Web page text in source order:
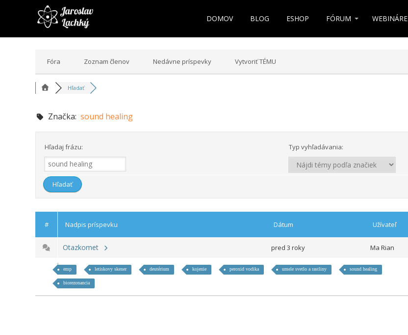
DOMOV BLOG ESHOP FÓRUM WEBINÁRE
Fóra Zoznam členov Nedávne príspevky Vytvoriť TÉMU
Hľadať
Značka: sound healing
Hľadaj frázu: Typ vyhľadávania:
# Nadpis príspevku Dátum Užívateľ
Otazkomet pred 3 roky Ma Rian
emp letiskovy skener deutérium kojenie peroxid vodika umele svetlo a rastliny sound healing
biorezonancia